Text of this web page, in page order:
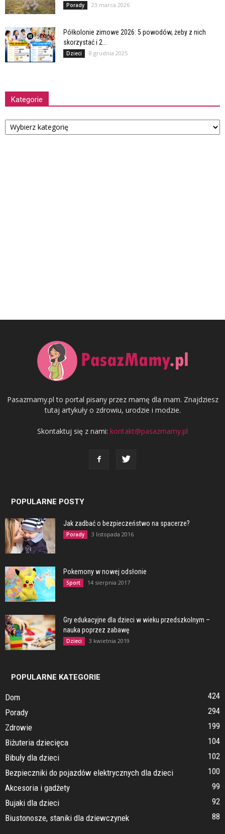
Porady 23 marca 2026
Półkolonie zimowe 2026: 5 powodów, żeby z nich
skorzystać i 2...
Dzieci 8 grudnia 2025
Kategorie
Kategorie
Pasazmamy.pl to portal pisany przez mamę dla mam. Znajdziesz
tutaj artykuły o zdrowiu, urodzie i modzie.
Skontaktuj się z nami: kontakt@pasazmamy.pl
POPULARNE POSTY
Jak zadbać o bezpieczeństwo na spacerze?
Porady 3 listopada 2016
Pokemony w nowej odsłonie
Sport 14 sierpnia 2017
Gry edukacyjne dla dzieci w wieku przedszkolnym –
nauka poprzez zabawę
Dzieci 3 kwietnia 2019
POPULARNE KATEGORIE
Dom
424
Porady
294
Zdrowie
199
Biżuteria dziecięca
104
Bibuły dla dzieci
102
Bezpieczniki do pojazdów elektrycznych dla dzieci
100
Akcesoria i gadżety
99
Bujaki dla dzieci
92
Biustonosze, staniki dla dziewczynek
88